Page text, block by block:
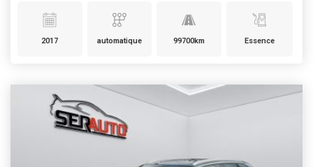
2017 automatique 99700km Essence